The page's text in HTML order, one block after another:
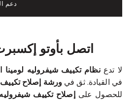
دعم
اتصل بأوتو
لا تدعنظام تكييف شيفروليه
في القيادة. ثق فيورشة إصلاح تكييف
للحصول علىإصلاح تكييف